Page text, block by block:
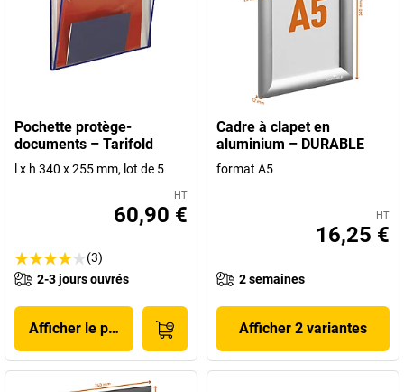
Pochette protège-
documents – Tarifold
l x h 340 x 255 mm, lot de 5
HT
60,90 €
(3)
2-3 jours ouvrés
Afficher le produit
Cadre à clapet en
aluminium – DURABLE
format A5
HT
16,25 €
2 semaines
Afficher 2 variantes